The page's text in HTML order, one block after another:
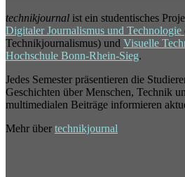
technikjournal ist ein studentisches
Digitaler Journalismus und Technologie
Technikjournalismus) und Visuelle
Hochschule Bonn-Rhein-Sieg.
Jedes Semester präsentieren die
Geschichten über Menschen, Technik
multimedialen Beiträge informieren
Mehr über technikjournal